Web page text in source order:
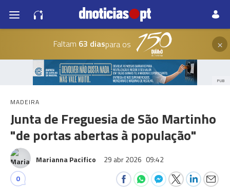
Faltam 63 diaspara os ×
PUB
MADEIRA
Junta de Freguesia de São Martinho
"de portas abertas à população"
Marianna Pacifico 29 abr 2026 09:42
0